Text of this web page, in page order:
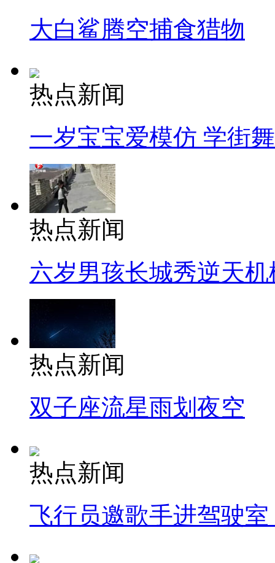
大白鲨腾空捕食猎物
热点新闻
一岁宝宝爱模仿 学街
热点新闻
六岁男孩长城秀逆天机
热点新闻
双子座流星雨划夜空
热点新闻
飞行员邀歌手进驾驶